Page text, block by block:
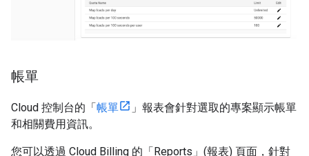
帳單
Cloud 控制台的「帳單
」報表會針對選取的專案顯示帳單
和相關費用資訊。
您可以透過 Cloud Billing 的「Reports」(報表) 頁面，針對